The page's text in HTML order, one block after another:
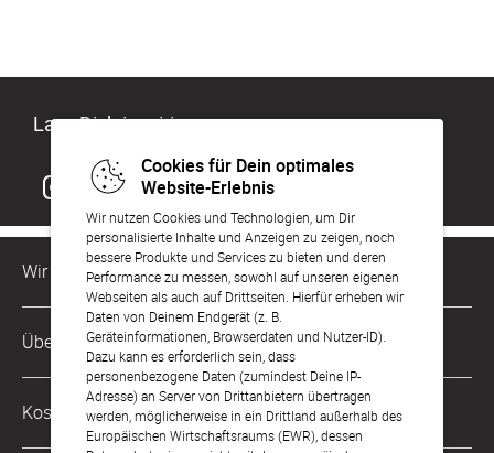
Cookies für Dein optimales
Website-Erlebnis
Wir nutzen Cookies und Technologien, um Dir
personalisierte Inhalte und Anzeigen zu zeigen, noch
bessere Produkte und Services zu bieten und deren
Performance zu messen, sowohl auf unseren eigenen
Webseiten als auch auf Drittseiten. Hierfür erheben wir
Daten von Deinem Endgerät (z. B.
Geräteinformationen, Browserdaten und Nutzer-ID).
Dazu kann es erforderlich sein, dass
personenbezogene Daten (zumindest Deine IP-
Adresse) an Server von Drittanbietern übertragen
werden, möglicherweise in ein Drittland außerhalb des
Europäischen Wirtschaftsraums (EWR), dessen
Lass Dich inspirieren
Wir sind für Dich da
Kundenservice-Hotline
0221 956 725 10
Mo. - Fr. von 9 bis 17 Uhr
kontakt@sendmoments.de
Über Uns
Philosophie
Karriere
Kostenlose Services